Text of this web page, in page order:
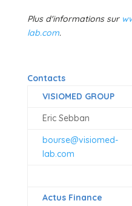
Plus d'informations sur
lab.com.
Contacts
VISIOMED GROUP
Eric Sebban
bourse@visiomed-
lab.com
Actus Finance